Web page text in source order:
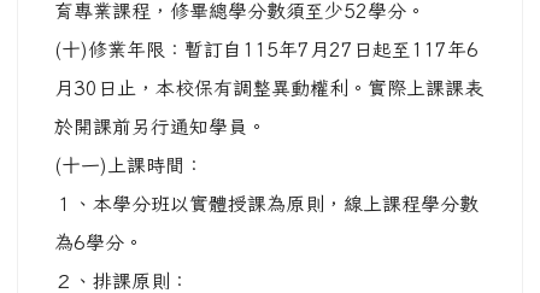
育專業課程，修畢總學分數須至少52學分。
(十)修業年限：暫訂自115年7月27日起至117年6
月30日止，本校保有調整異動權利。實際上課課表
於開課前另行通知學員。
(十一)上課時間：
１、本學分班以實體授課為原則，線上課程學分數
為6學分。
２、排課原則：